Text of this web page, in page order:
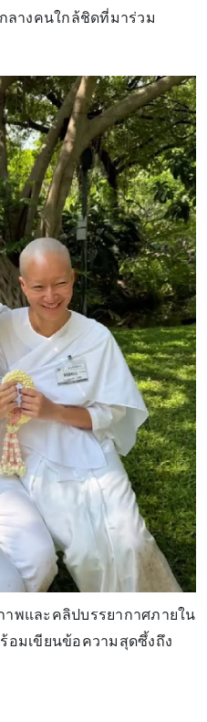
ลางคนใกล้ชิดที่มาร่วม
าพและคลิปบรรยากาศภายใน
อมเขียนข้อความสุดซึ้งถึง